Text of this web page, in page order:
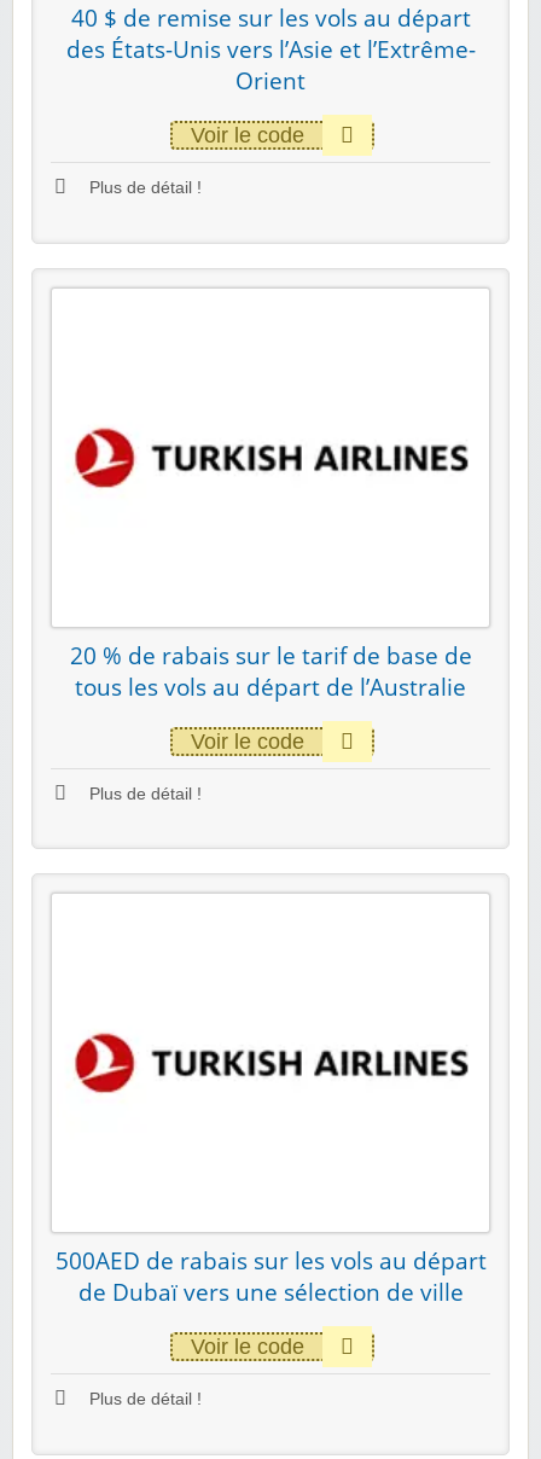
40 $ de remise sur les vols au départ
des États-Unis vers l’Asie et l’Extrême-
Orient
Voir le code
Plus de détail !
20 % de rabais sur le tarif de base de
tous les vols au départ de l’Australie
Voir le code
Plus de détail !
500AED de rabais sur les vols au départ
de Dubaï vers une sélection de ville
Voir le code
Plus de détail !